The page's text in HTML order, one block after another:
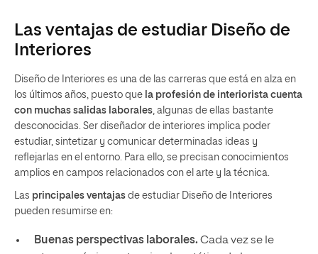
Las ventajas de estudiar Diseño de
Interiores
Diseño de Interiores es una de las carreras que está en alza en
los últimos años, puesto que la profesión de interiorista cuenta
con muchas salidas laborales, algunas de ellas bastante
desconocidas. Ser diseñador de interiores implica poder
estudiar, sintetizar y comunicar determinadas ideas y
reflejarlas en el entorno. Para ello, se precisan conocimientos
amplios en campos relacionados con el arte y la técnica.
Las principales ventajas de estudiar Diseño de Interiores
pueden resumirse en:
Buenas perspectivas laborales. Cada vez se le